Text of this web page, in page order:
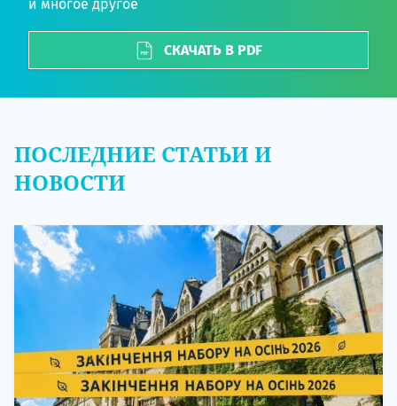
и многое другое
СКАЧАТЬ В PDF
ПОСЛЕДНИЕ СТАТЬИ И
НОВОСТИ